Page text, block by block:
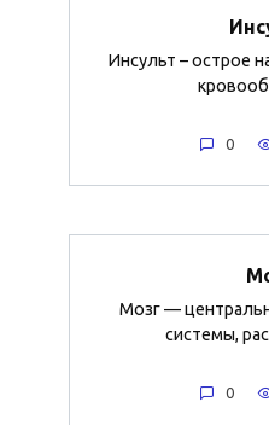
Инсульт – острое
0
Мозг —
системы,
0